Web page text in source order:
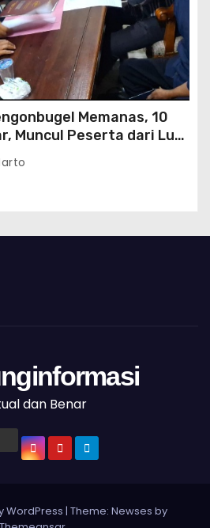
Memanas, 10
Muncul Peserta dari Luar
dan Benar
WordPress | Theme: Newses by